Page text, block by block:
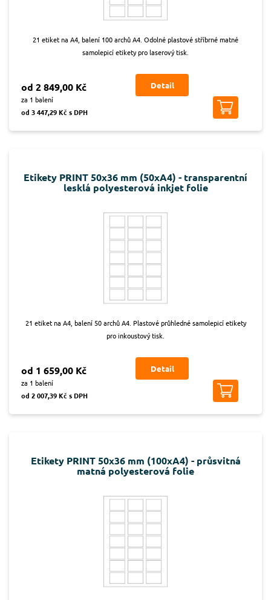
21 etiket na A4, balení 100 archů A4. Odolné plastové stříbrné matné
samolepicí etikety pro laserový tisk.
od 2 849,00 Kč
za 1 balení
od 3 447,29 Kč s DPH
Detail
Etikety PRINT 50x36 mm (50xA4) - transparentní
lesklá polyesterová inkjet folie
21 etiket na A4, balení 50 archů A4. Plastové průhledné samolepicí etikety
pro inkoustový tisk.
od 1 659,00 Kč
za 1 balení
od 2 007,39 Kč s DPH
Detail
Etikety PRINT 50x36 mm (100xA4) - průsvitná
matná polyesterová folie